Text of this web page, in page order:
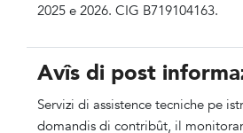
2025 e 2026. CIG B719104163.
Avîs di post
Servizi di assistence tecniche pe
domandis di contribût, il